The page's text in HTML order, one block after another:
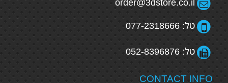
טל: 077-2318666
טל: 052-8396876
CONTACT INFO